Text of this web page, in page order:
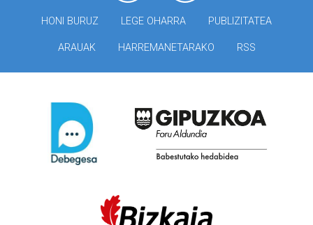
HONI BURUZ LEGE OHARRA PUBLIZITATEA
ARAUAK HARREMANETARAKO RSS